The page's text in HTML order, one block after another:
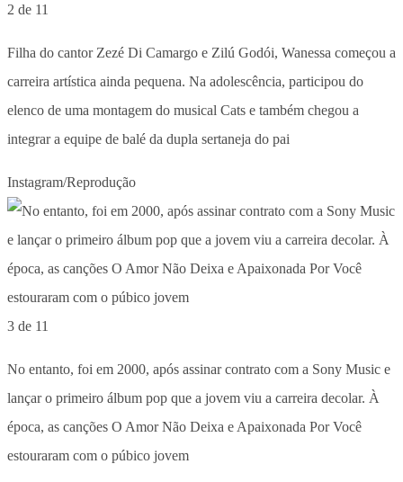
2 de 11
Filha do cantor Zezé Di Camargo e Zilú Godói, Wanessa começou a
carreira artística ainda pequena. Na adolescência, participou do
elenco de uma montagem do musical Cats e também chegou a
integrar a equipe de balé da dupla sertaneja do pai
Instagram/Reprodução
3 de 11
No entanto, foi em 2000, após assinar contrato com a Sony Music e
lançar o primeiro álbum pop que a jovem viu a carreira decolar. À
época, as canções O Amor Não Deixa e Apaixonada Por Você
estouraram com o púbico jovem